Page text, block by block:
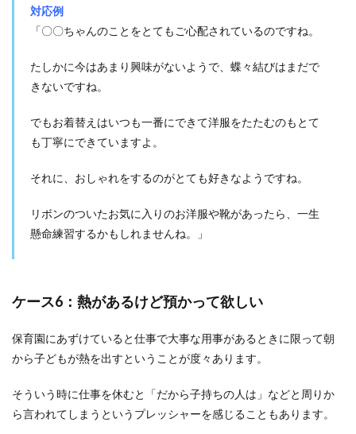
対応例
「〇〇ちゃんのことをとてもご心配されているのですね。
たしかに今はあまり興味がないようで、蝶々結びはまだで
きないですね。
でもお着替えはいつも一番にできて洋服をたたむのもとて
も丁寧にできていますよ。
それに、おしゃれをするのがとても好きなようですね。
リボンのついたお気に入りのお洋服や靴があったら、一生
懸命練習するかもしれませんね。」
ケース6：熱があるけど預かって欲しい
保育園にあずけていると仕事で大事な用事があるときに限って朝
から子どもが熱を出すということが度々あります。
そういう時に仕事を休むと「だから子持ちの人は」などと周りか
ら言われてしまうというプレッシャーを感じることもあります。